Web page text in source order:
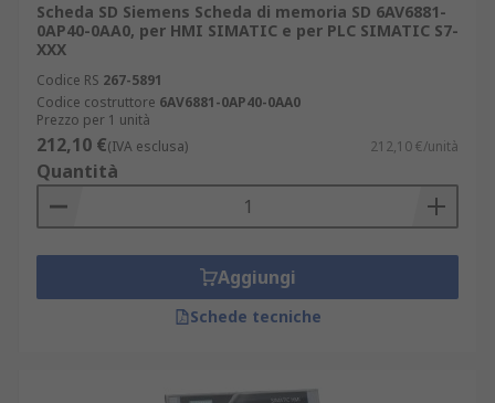
Scheda SD Siemens Scheda di memoria SD 6AV6881-
0AP40-0AA0, per HMI SIMATIC e per PLC SIMATIC S7-
XXX
Codice RS 267-5891
Codice costruttore 6AV6881-0AP40-0AA0
Prezzo per 1 unità
212,10 €(IVA esclusa) 212,10 €/unità
Quantità
Aggiungi
Schede tecniche